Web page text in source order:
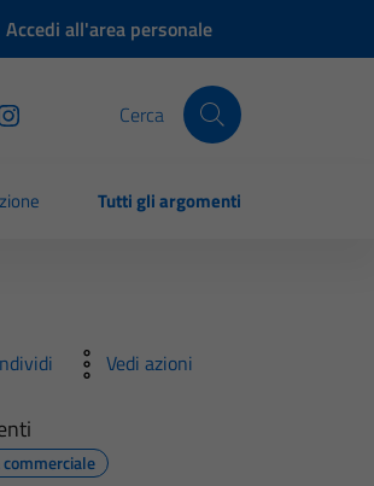
Accedi all'area personale
Cerca
Tutti gli argomenti
Vedi azioni